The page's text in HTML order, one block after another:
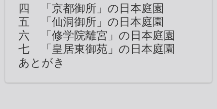
四 「京都御所」の日本庭園
五 「仙洞御所」の日本庭園
六 「修学院離宮」の日本庭園
七 「皇居東御苑」の日本庭園
あとがき